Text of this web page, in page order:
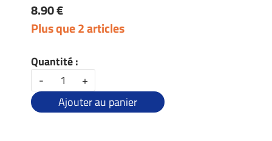
8.90 €
Plus que 2 articles
Quantité :
-
+
Ajouter au panier